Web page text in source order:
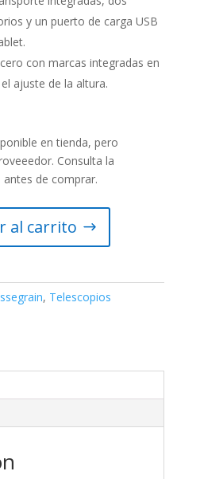
y un puerto de carga USB
con marcas integradas en
ajuste de la altura.
en tienda, pero
Consulta la
de comprar.
al carrito
, Telescopios